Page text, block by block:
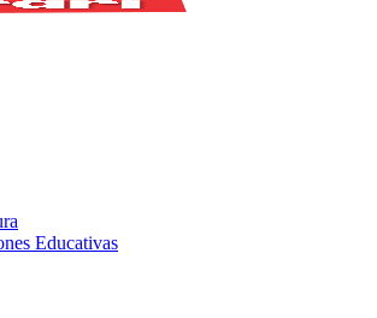
Educativas